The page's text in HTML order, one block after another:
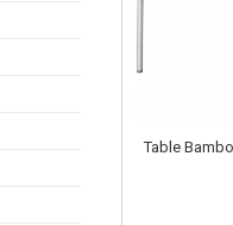
Table